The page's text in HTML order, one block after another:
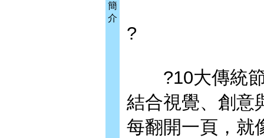
簡
介
?
?10大傳統節
結合視覺、創意
每翻開一頁，就